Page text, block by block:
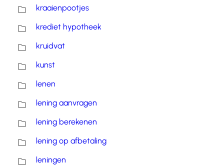
kraaienpootjes
krediet hypotheek
kruidvat
kunst
lenen
lening aanvragen
lening berekenen
lening op afbetaling
leningen